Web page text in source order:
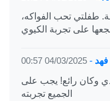
طفلتي تحب الفواكه،
على تجربة الكيوي
فهد -
04/03/2025 00:57
وكان رائع! يجب على
الجميع تجربته